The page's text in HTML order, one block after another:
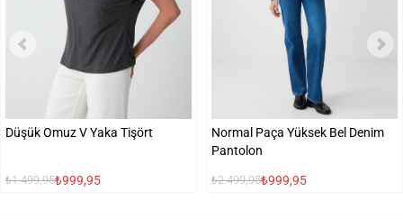
Düşük Omuz V Yaka Tişört
₺1.499,95₺999,95
Normal Paça Yüksek Bel Denim
Pantolon
₺2.499,95₺999,95